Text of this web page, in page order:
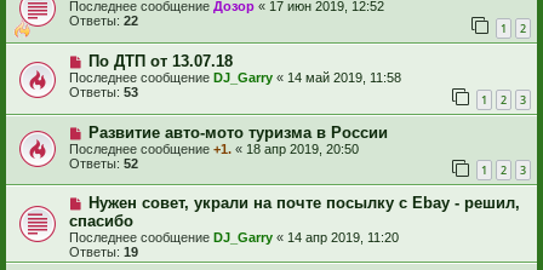
Последнее сообщение Дозор « 17 июн 2019, 12:52
Ответы: 22 1 2
По ДТП от 13.07.18
Последнее сообщение DJ_Garry « 14 май 2019, 11:58
Ответы: 53 1 2 3
Развитие авто-мото туризма в России
Последнее сообщение +1. « 18 апр 2019, 20:50
Ответы: 52 1 2 3
Нужен совет, украли на почте посылку с Ebay - решил,
спасибо
Последнее сообщение DJ_Garry « 14 апр 2019, 11:20
Ответы: 19